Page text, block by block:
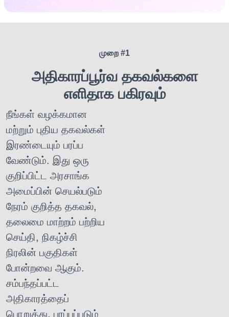
முறை #1
அதிகாரப்பூர்வ தகவல்களை
எளிதாக பகிரவும்
நீங்கள் வழக்கமான
மற்றும் புதிய தகவல்கள்
இரண்டையும் பரப்ப
வேண்டும். இது ஒரு
குறிப்பிட்ட அரசாங்க
அமைப்பின் செயல்படும்
நேரம் குறித்த தகவல்,
தலைமை மாற்றம் பற்றிய
செய்தி, நிகழ்ச்சி
நிரலின் பகுதிகள்
போன்றவை ஆகும்.
சம்பந்தப்பட்ட
அதிகாரத்தைப்
பொறுத்து, பரப்பப்படும்